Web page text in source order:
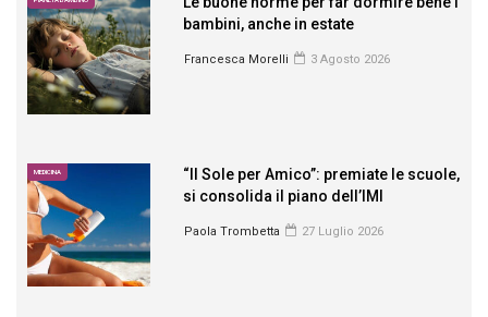
bambini, anche in estate
Francesca Morelli 3 Agosto 2026
MEDICINA
“Il Sole per Amico”: premiate le scuole,
si consolida il piano dell’IMI
Paola Trombetta 27 Luglio 2026